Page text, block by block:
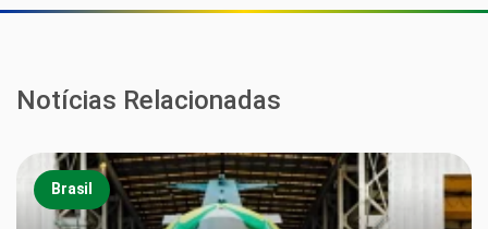
Notícias Relacionadas
Brasil